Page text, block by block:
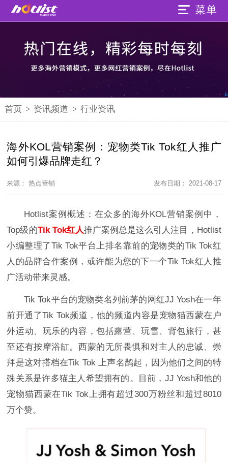
首页 > 资讯频道 > 行业资讯
海外KOL营销案例：宠物类Tik Tok红人推广
如何引爆品牌走红？
来源： 热点营销 发布日期： 2021-08-17
Hotlist案例概述：在众多的海外KOL营销案例中，
Top级的Tik Tok红人推广案例总是这么引人注目，Hotlist
小编整理了Tik Tok平台上排名靠前的宠物类的Tik Tok红
人的品牌合作案例，或许能为您的下一个Tik Tok红人推
广活动带来灵感。
Tik Tok平台的宠物类名列前茅的网红JJ Yosh在一年
前开通了Tik Tok频道，他的频道内容是宠物猫西蒙在户
外运动、玩乐的内容，包括露营、玩雪、背包旅行，甚
至还有按摩浴缸。西蒙的无所畏惧和对主人的忠诚、崇
拜是这对搭档在Tik Tok 上声名鹊起，因为他们之间的特
殊关系是许多猫主人希望拥有的。目前，JJ Yosh和他的
宠物猫西蒙在Tik Tok上拥有超过300万粉丝和超过8010
万个赞。